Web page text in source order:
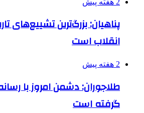
پناهیان: بزرگ‌ترین تشییع‌های
انقلاب است
2 هفته پیش
طلاجوران: دشمن امروز با
گرفته است